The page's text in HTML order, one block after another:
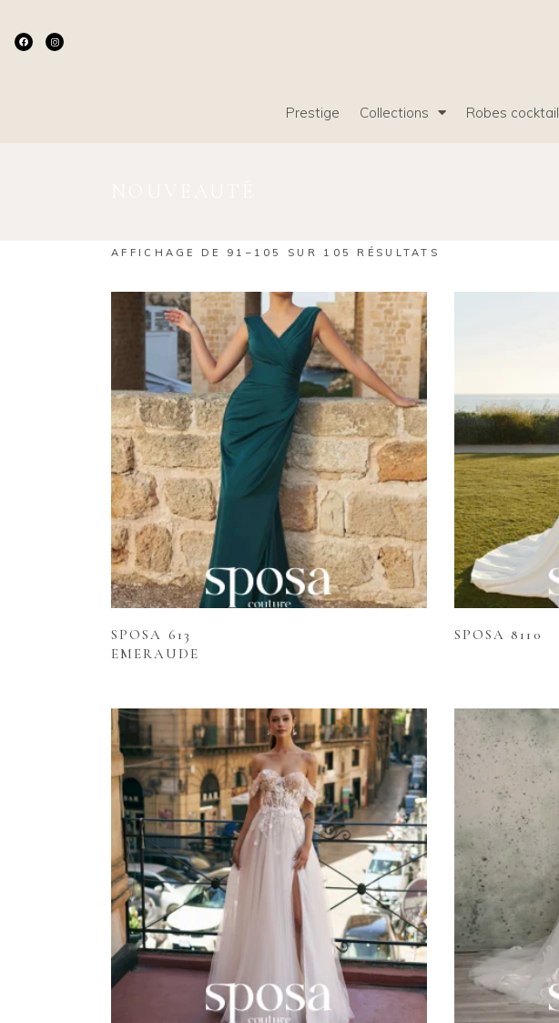
Prestige Collections Robes cocktail
AFFICHAGE DE 91–105 SUR 105 RÉSULTATS
Lire la suite
SPOSA 613
EMERAUDE
SPOSA 8110
Lire la suite